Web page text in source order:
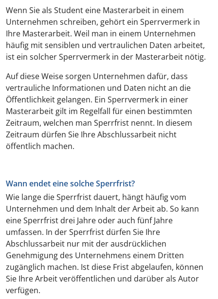
Wenn Sie als Student eine Masterarbeit in einem
Unternehmen schreiben, gehört ein Sperrvermerk in
Ihre Masterarbeit. Weil man in einem Unternehmen
häufig mit sensiblen und vertraulichen Daten arbeitet,
ist ein solcher Sperrvermerk in der Masterarbeit nötig.
Auf diese Weise sorgen Unternehmen dafür, dass
vertrauliche Informationen und Daten nicht an die
Öffentlichkeit gelangen. Ein Sperrvermerk in einer
Masterarbeit gilt im Regelfall für einen bestimmten
Zeitraum, welchen man Sperrfrist nennt. In diesem
Zeitraum dürfen Sie Ihre Abschlussarbeit nicht
öffentlich machen.
Wann endet eine solche Sperrfrist?
Wie lange die Sperrfrist dauert, hängt häufig vom
Unternehmen und dem Inhalt der Arbeit ab. So kann
eine Sperrfrist drei Jahre oder auch fünf Jahre
umfassen. In der Sperrfrist dürfen Sie Ihre
Abschlussarbeit nur mit der ausdrücklichen
Genehmigung des Unternehmens einem Dritten
zugänglich machen. Ist diese Frist abgelaufen, können
Sie Ihre Arbeit veröffentlichen und darüber als Autor
verfügen.